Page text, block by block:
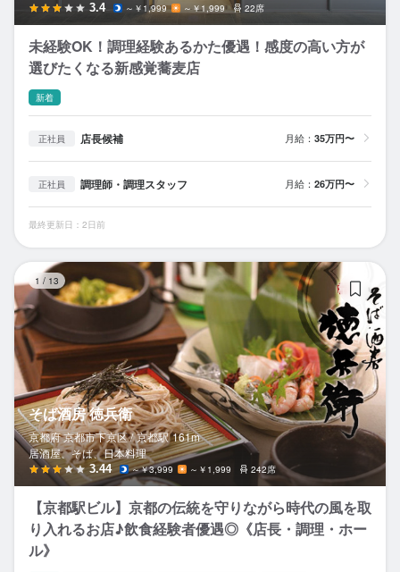
3.4 ～￥1,999 ～￥1,999 22席
未経験OK！調理経験あるかた優遇！感度の高い方が
選びたくなる新感覚蕎麦店
新着
正社員 店長候補 月給： 35万円〜
正社員 調理師・調理スタッフ 月給： 26万円〜
最終更新日：2日前
1 / 13
そば酒房 徳兵衛
京都府 京都市下京区 / 京都駅 161m
居酒屋、そば、日本料理
3.44 ～￥3,999 ～￥1,999 242席
【京都駅ビル】京都の伝統を守りながら時代の風を取
り入れるお店♪飲食経験者優遇◎《店長・調理・ホー
ル》